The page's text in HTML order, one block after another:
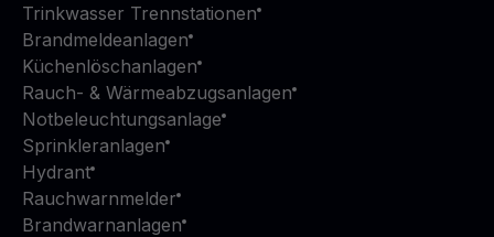
Trinkwasser Trennstationen
Brandmeldeanlagen
Küchenlöschanlagen
Rauch- & Wärmeabzugsanlagen
Notbeleuchtungsanlage
Sprinkleranlagen
Hydrant
Rauchwarnmelder
Brandwarnanlagen